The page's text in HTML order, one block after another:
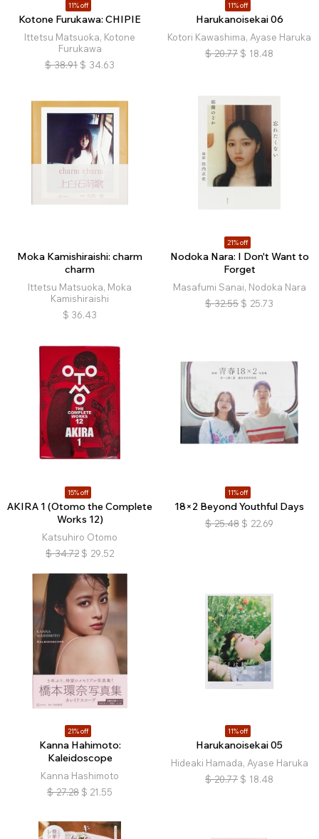
11% off
Kotone Furukawa: CHIPIE
Ittetsu Matsuoka, Kotone
Furukawa
$ 38.91 $ 34.63
11% off
Harukanoisekai 06
Kotori Kawashima, Ayase Haruka
$ 20.77 $ 18.48
Moka Kamishiraishi: charm
charm
Ittetsu Matsuoka, Moka
Kamishiraishi
$ 36.43
21% off
Nodoka Nara: I Don't Want to
Forget
Masafumi Sanai, Nodoka Nara
$ 32.55 $ 25.73
15% off
AKIRA 1 (Otomo the Complete
Works 12)
Katsuhiro Otomo
$ 34.72 $ 29.52
11% off
18×2 Beyond Youthful Days
$ 25.48 $ 22.69
21% off
Kanna Hahimoto:
Kaleidoscope
Kanna Hashimoto
$ 27.28 $ 21.55
11% off
Harukanoisekai 05
Hideaki Hamada, Ayase Haruka
$ 20.77 $ 18.48